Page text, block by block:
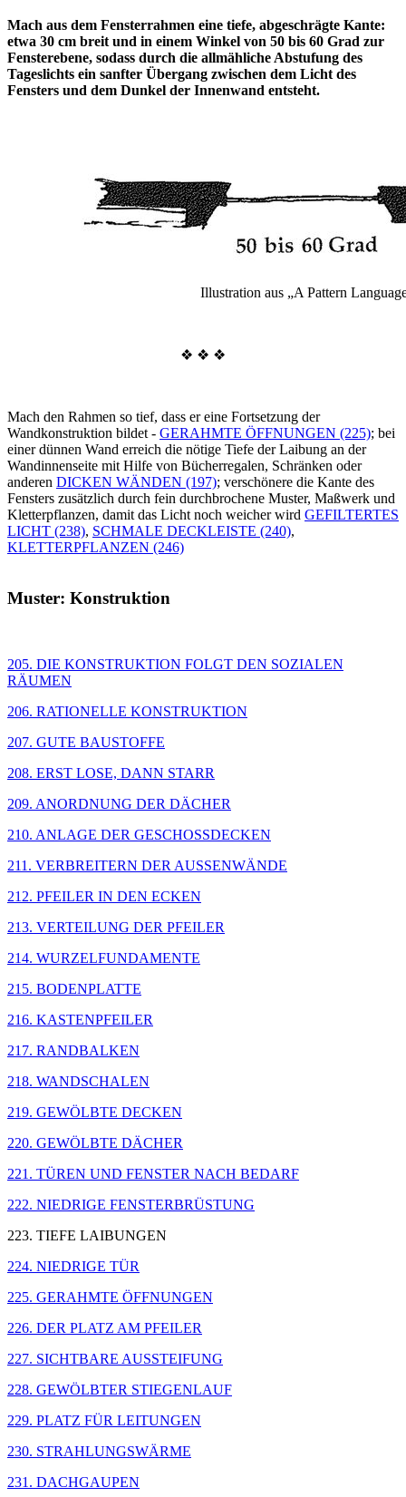
Mach aus dem Fensterrahmen eine tiefe, abgeschrägte Kante:
etwa 30 cm breit und in einem Winkel von 50 bis 60 Grad zur
Fensterebene, sodass durch die allmähliche Abstufung des
Tageslichts ein sanfter Übergang zwischen dem Licht des
Fensters und dem Dunkel der Innenwand entsteht.
Illustration aus „A Pattern
❖ ❖ ❖
Mach den Rahmen so tief, dass er eine Fortsetzung der
Wandkonstruktion bildet - GERAHMTE ÖFFNUNGEN (225); bei
einer dünnen Wand erreich die nötige Tiefe der Laibung an der
Wandinnenseite mit Hilfe von Bücherregalen, Schränken oder
anderen DICKEN WÄNDEN (197); verschönere die Kante des
Fensters zusätzlich durch fein durchbrochene Muster, Maßwerk und
Kletterpflanzen, damit das Licht noch weicher wird GEFILTERTES
LICHT (238), SCHMALE DECKLEISTE (240),
KLETTERPFLANZEN (246)
Muster: Konstruktion
205. DIE KONSTRUKTION FOLGT DEN SOZIALEN
RÄUMEN
206. RATIONELLE KONSTRUKTION
207. GUTE BAUSTOFFE
208. ERST LOSE, DANN STARR
209. ANORDNUNG DER DÄCHER
210. ANLAGE DER GESCHOSSDECKEN
211. VERBREITERN DER AUSSENWÄNDE
212. PFEILER IN DEN ECKEN
213. VERTEILUNG DER PFEILER
214. WURZELFUNDAMENTE
215. BODENPLATTE
216. KASTENPFEILER
217. RANDBALKEN
218. WANDSCHALEN
219. GEWÖLBTE DECKEN
220. GEWÖLBTE DÄCHER
221. TÜREN UND FENSTER NACH BEDARF
222. NIEDRIGE FENSTERBRÜSTUNG
223. TIEFE LAIBUNGEN
224. NIEDRIGE TÜR
225. GERAHMTE ÖFFNUNGEN
226. DER PLATZ AM PFEILER
227. SICHTBARE AUSSTEIFUNG
228. GEWÖLBTER STIEGENLAUF
229. PLATZ FÜR LEITUNGEN
230. STRAHLUNGSWÄRME
231. DACHGAUPEN